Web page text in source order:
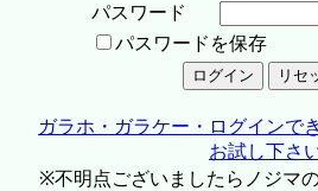
パスワード
パスワードを保存
ガラホ・ガラケー・ログインで
お試し下さ
※不明点ございましたらノジマ